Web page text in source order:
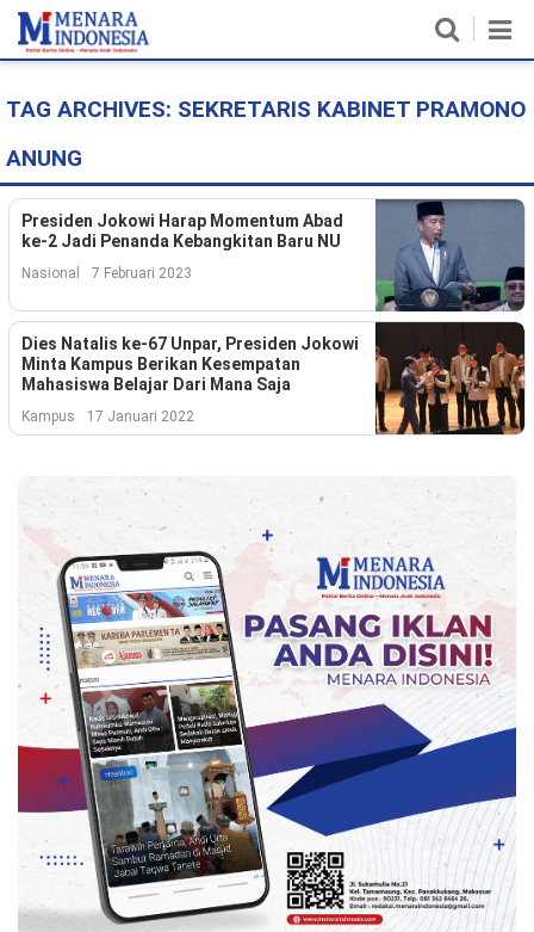
Home
Nasional
Politik
Metro
Daerah
Hukum & HAM
Ekonomi
Pendidikan
Kesehatan
Lingkungan
Olahraga
More
TAG ARCHIVES: SEKRETARIS KABINET PRAMONO
ANUNG
Presiden Jokowi Harap Momentum Abad
ke-2 Jadi Penanda Kebangkitan Baru NU
Nasional 7 Februari 2023
Dies Natalis ke-67 Unpar, Presiden Jokowi
Minta Kampus Berikan Kesempatan
Mahasiswa Belajar Dari Mana Saja
Kampus 17 Januari 2022